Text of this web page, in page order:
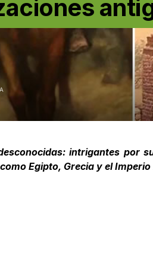
intrigantes por
Egipto, Grecia y el Imperio